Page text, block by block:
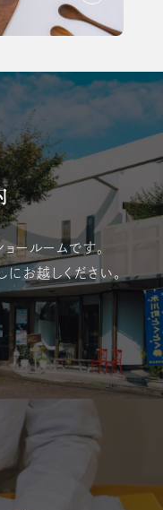
ョールームです。
お越しください。